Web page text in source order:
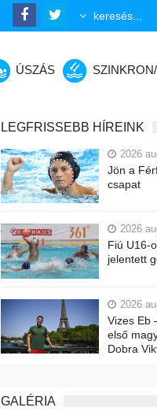
ÚSZÁS
LEGFRISSEBB HÍREINK
2026
Jön a
csapat
2026
Fiú U16-
jelentett
2026
Vizes Eb
első
Dobra
GALÉRIA